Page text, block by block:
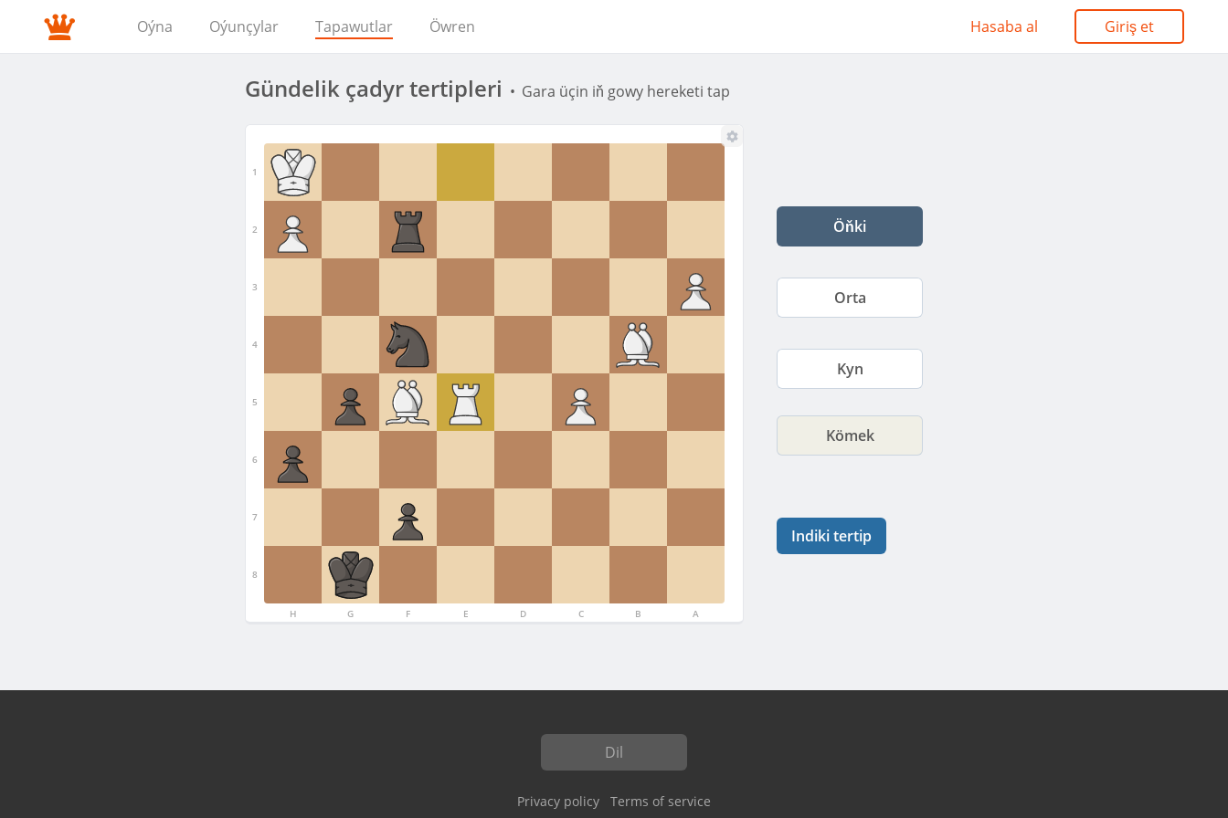
Oýna Oýunçylar Tapawutlar Öwren Hasaba al Giriş et
Gündelik çadyr tertipleri • Gara üçin iň gowy hereketi tap
1
2
3
4
5
6
7
8
H G F E D C B A
Öňki
Orta
Kyn
Kömek
Indiki tertip
Dil
Privacy policy Terms of service